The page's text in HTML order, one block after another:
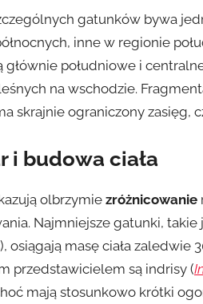
gatunków bywa
inne w regionie
głównie południowe i
na wschodzie.
skrajnie ograniczony zasięg,
i budowa ciała
olbrzymie zróżnicowanie
Najmniejsze gatunki, takie
osiągają masę ciała zaledwie
przedstawicielem są indrisy (
mają stosunkowo krótki